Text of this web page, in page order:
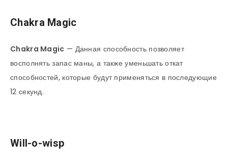
Chakra Magic
Chakra Magic — Данная способность позволяет
восполнять запас маны, а также уменьшать откат
способностей, которые будут применяться в последующие
12 секунд.
Will-o-wisp